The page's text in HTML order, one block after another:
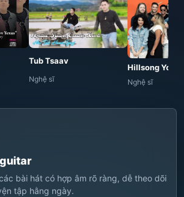
Tub Tsaav
Nghệ sĩ
Hillsong
Nghệ sĩ
bài hát có hợp âm rõ ràng, dễ theo dõi
tập hằng ngày.